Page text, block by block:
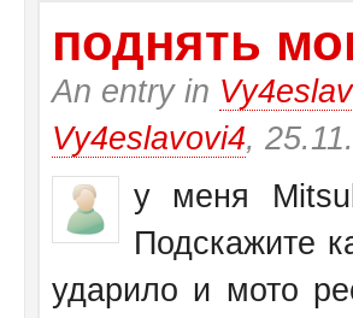
поднять
An entry in
Vy4eslavovi4,
у меня
Подскажите
ударило и мото